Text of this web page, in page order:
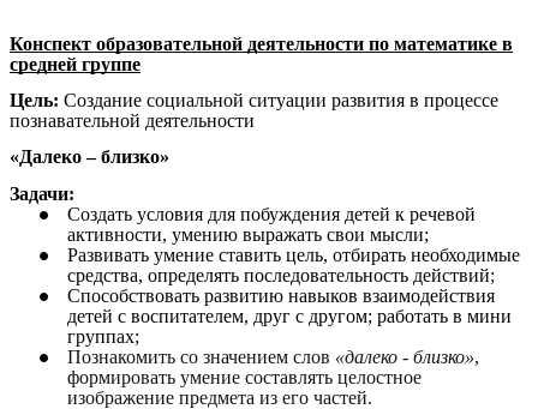
Конспект образовательной деятельности по математике в
средней группе
Цель: Создание социальной ситуации развития в процессе
познавательной деятельности
«Далеко – близко»
Задачи:
Создать условия для побуждения детей к речевой
активности, умению выражать свои мысли;
Развивать умение ставить цель, отбирать необходимые
средства, определять последовательность действий;
Способствовать развитию навыков взаимодействия
детей с воспитателем, друг с другом; работать в мини
группах;
Познакомить со значением слов «далеко - близко»,
формировать умение составлять целостное
изображение предмета из его частей.